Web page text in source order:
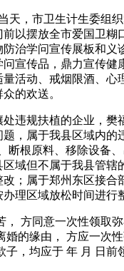
，市卫生计生委组织
以摆放全市爱国卫糊
防治学问宣传展板和义
问宣传品，鼎力宣传健
活动、戒烟限酒、心
的欢送。
规扶植的企业，樊
，属于我县区域内的
断根原料、移除设备
区域但不属于我县管辖
；属于郑州东区接合
理区域放松时间进行
方同意一次性领取弥
婚的缘由， 方应一次性
子，均应于 年 月 日前